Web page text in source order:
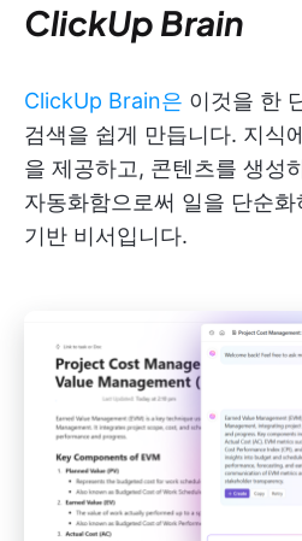
ClickUp Brain
ClickUp Brain은 이것을 한
검색을 쉽게 만듭니다. 지식
을 제공하고, 콘텐츠를 생성
자동화함으로써 일을 단순
기반 비서입니다.